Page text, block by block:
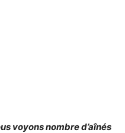
voyons nombre d’aînés